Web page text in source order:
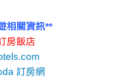
相關資訊**
房飯店
訂房網